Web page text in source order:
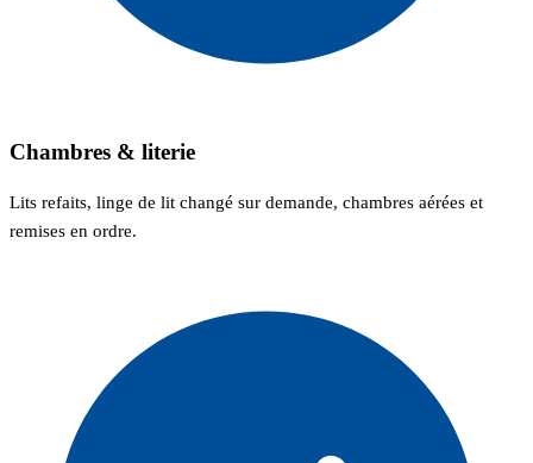
Chambres & literie
Lits refaits, linge de lit changé sur demande, chambres aérées et
remises en ordre.